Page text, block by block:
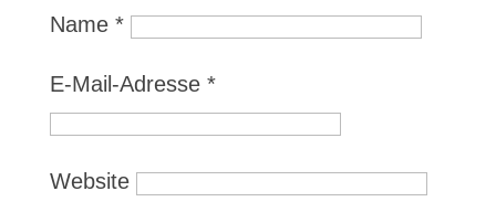
Name *
E-Mail-Adresse *
Website